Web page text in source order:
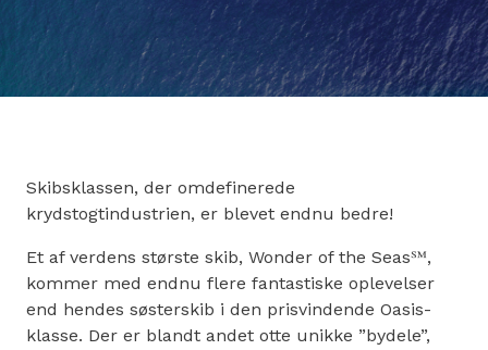
Skibsklassen, der omdefinerede
krydstogtindustrien, er blevet endnu bedre!
Et af verdens største skib, Wonder of the Seas℠,
kommer med endnu flere fantastiske oplevelser
end hendes søsterskib i den prisvindende Oasis-
klasse. Der er blandt andet otte unikke ”bydele”,